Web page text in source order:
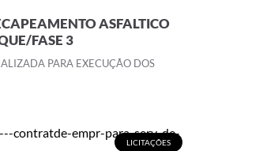
ASFALTICO
FASE 3
PARA EXECUÇÃO DOS
LICITAÇÕES